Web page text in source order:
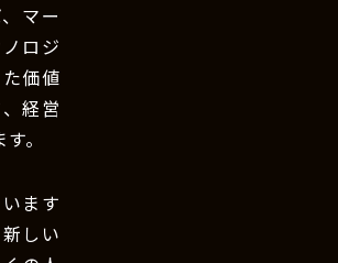
マー
ロジ
価値
経営
。
ます
しい